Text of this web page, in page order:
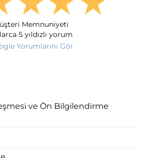
Memnuniyeti
5 yıldızlı yorum
Yorumlarını Gör
ve Ön Bilgilendirme